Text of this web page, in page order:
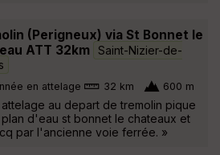
(Perigneux) via St Bonnet le
ATT 32km
Saint-Nizier-de-
en attelage 32 km 600 m
au depart de tremolin pique
d'eau st bonnet le chateaux et
par l'ancienne voie ferrée. »